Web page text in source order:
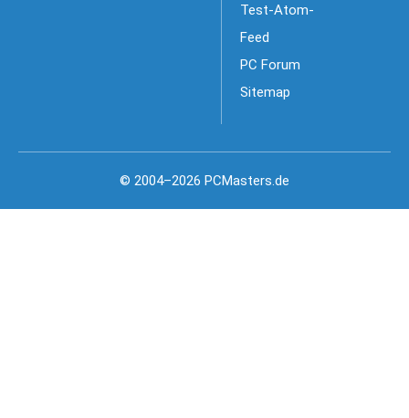
Test-Atom-
Feed
PC Forum
Sitemap
© 2004–2026 PCMasters.de